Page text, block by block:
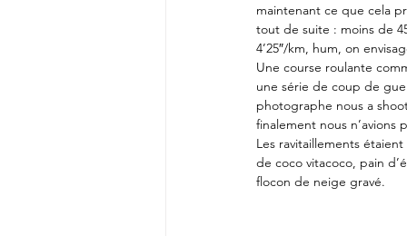
maintenant ce que cela
tout de suite : moins de
4’25″/km, hum, on
Une course roulante
une série de coup de
photographe nous a
finalement nous n’avions
Les ravitaillements
de coco vitacoco, pain
flocon de neige gravé.